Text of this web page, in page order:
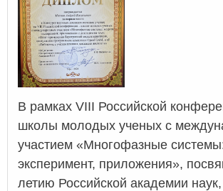
В рамках VIII Российской
школы молодых ученых с
участием «Многофазные
эксперимент, приложения»,
летию Российской академии